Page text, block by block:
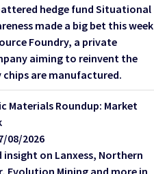
hedge fund Situational
made a big bet this week
Foundry, a private
aiming to reinvent the
chips are manufactured.
Materials Roundup: Market
08/2026
insight on Lanxess, Northern
Evolution Mining and more in